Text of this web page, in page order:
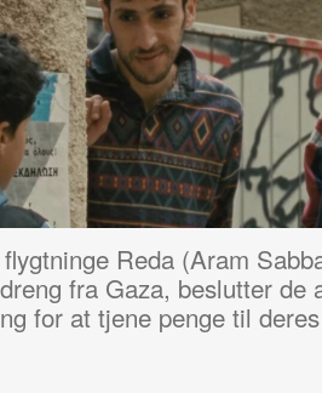
Reda (Aram
fra Gaza, beslutter de
for at tjene penge til